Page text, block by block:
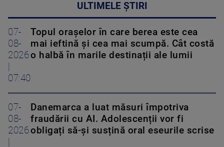
ULTIMELE ȘTIRI
07-
08-
2026
07:40
Topul orașelor în care berea este cea
mai ieftină și cea mai scumpă. Cât costă
o halbă în marile destinații ale lumii
07-
08-
2026
Danemarca a luat măsuri împotriva
fraudării cu AI. Adolescenții vor fi
obligați să-și susțină oral eseurile scrise